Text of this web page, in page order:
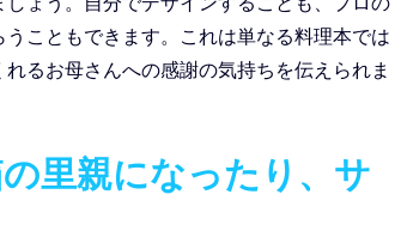
こともできます。これは単なる料理本では
るお母さんへの感謝の気持ちを伝えられま
里親になったり、サ